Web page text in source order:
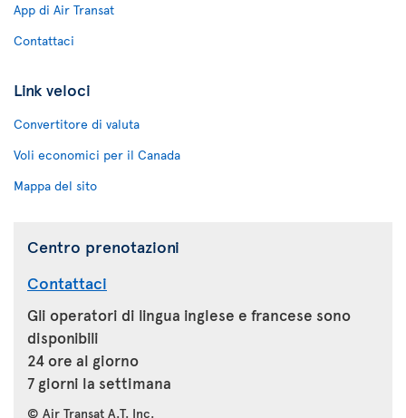
App di Air Transat
Contattaci
Link veloci
Convertitore di valuta
Voli economici per il Canada
Mappa del sito
Centro prenotazioni
Contattaci
Gli operatori di lingua inglese e francese sono
disponibili
24 ore al giorno
7 giorni la settimana
© Air Transat A.T. Inc.